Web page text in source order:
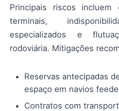
Principais riscos incluem
terminais,
especializados e
rodoviária. Mitigações
Reservas antecipadas
espaço em navios
Contratos com